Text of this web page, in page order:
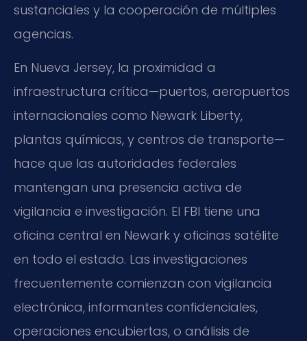
sustanciales y la cooperación de múltiples
agencias.
En Nueva Jersey, la proximidad a
infraestructura crítica—puertos, aeropuertos
internacionales como Newark Liberty,
plantas químicas, y centros de transporte—
hace que las autoridades federales
mantengan una presencia activa de
vigilancia e investigación. El FBI tiene una
oficina central en Newark y oficinas satélite
en todo el estado. Las investigaciones
frecuentemente comienzan con vigilancia
electrónica, informantes confidenciales,
operaciones encubiertas, o análisis de